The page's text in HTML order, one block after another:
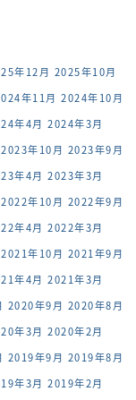
年12月 2025年10月
年11月 2024年10月
年4月 2024年3月
2023年10月 2023年9月
年4月 2023年3月
2022年10月 2022年9月
年4月 2022年3月
2021年10月 2021年9月
年4月 2021年3月
2020年9月 2020年8月
年3月 2020年2月
2019年9月 2019年8月
年3月 2019年2月